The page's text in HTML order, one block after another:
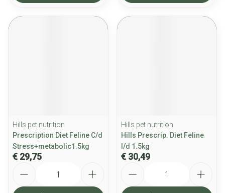
Hills pet nutrition
Prescription Diet Feline C/d
Stress+metabolic1.5kg
€ 29,75
Hills pet nutrition
Hills Prescrip. Diet Feline
I/d 1.5kg
€ 30,49